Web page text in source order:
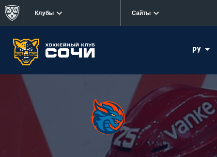
Клубы Сайты
РУ